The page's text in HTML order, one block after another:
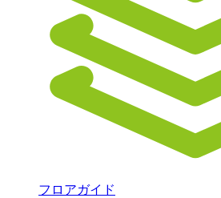
フロアガイド